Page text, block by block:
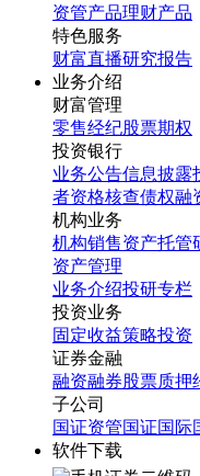
资管产品理财产品
特色服务
财富直播研究报告
业务介绍
财富管理
零售经纪股票期权
投资银行
业务公告信息披露
者资格核查债权融
机构业务
机构销售资产托管
资产管理
业务介绍投研专栏
投资业务
固定收益策略投资
证券金融
融资融券股票质押
子公司
国证资管国证国际
软件下载